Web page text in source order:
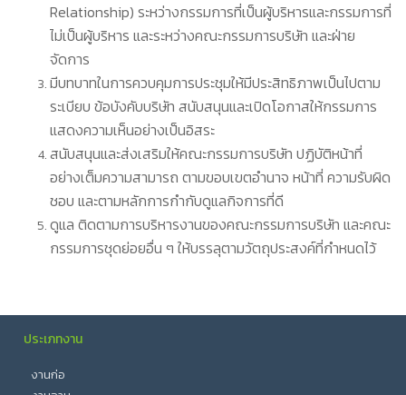
Relationship) ระหว่างกรรมการที่เป็นผู้บริหารและกรรมการที่
ไม่เป็นผู้บริหาร และระหว่างคณะกรรมการบริษัท และฝ่าย
จัดการ
มีบทบาทในการควบคุมการประชุมให้มีประสิทธิภาพเป็นไปตาม
ระเบียบ ข้อบังคับบริษัท สนับสนุนและเปิดโอกาสให้กรรมการ
แสดงความเห็นอย่างเป็นอิสระ
สนับสนุนและส่งเสริมให้คณะกรรมการบริษัท ปฏิบัติหน้าที่
อย่างเต็มความสามารถ ตามขอบเขตอำนาจ หน้าที่ ความรับผิด
ชอบ และตามหลักการกำกับดูแลกิจการที่ดี
ดูแล ติดตามการบริหารงานของคณะกรรมการบริษัท และคณะ
กรรมการชุดย่อยอื่น ๆ ให้บรรลุตามวัตถุประสงค์ที่กำหนดไว้
ประเภทงาน
งานก่อ